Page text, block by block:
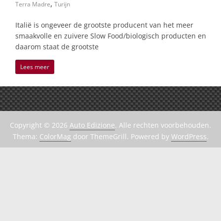
Terra Madre, Turijn
Italië is ongeveer de grootste producent van het meer
smaakvolle en zuivere Slow Food/biologisch producten en
daarom staat de grootste
Lees meer
Copyright © 2026 Auto Edizione. Alle rechten voorbehouden.
Thema: ColorMag door ThemeGrill. Powered by WordPress.